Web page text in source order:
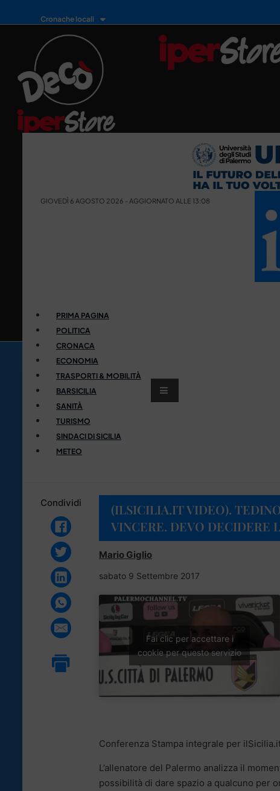
Cronache locali
GIOVEDÌ 6 AGOSTO 2026 - AGGIORNATO ALLE 13:08
PRIMA PAGINA
POLITICA
CRONACA
ECONOMIA
TRASPORTI & MOBILITÀ
BARSICILIA
SANITÀ
TURISMO
SINDACI DI SICILIA
METEO
Condividi
(ILSICILIA.IT VIDEO).
VINCERE. DEVO DECIDERE
Mario Giglio
sabato 9 Settembre 2017
Fai clic per accettare i
cookie per questo servizio
Conferenza Stampa integrale per
L’allenatore del Palermo analizza il
possibilità di dare spazio a qualcuno per